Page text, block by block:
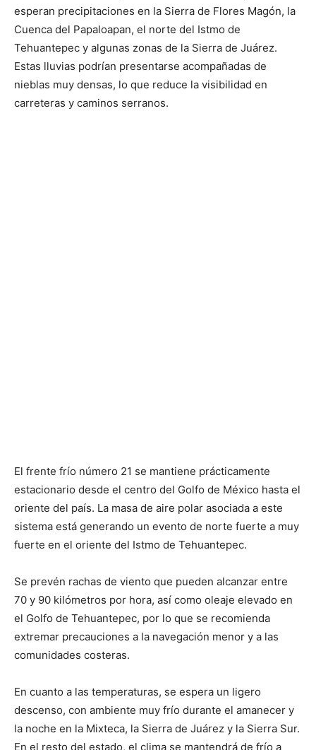
esperan precipitaciones en la Sierra de Flores Magón, la
Cuenca del Papaloapan, el norte del Istmo de
Tehuantepec y algunas zonas de la Sierra de Juárez.
Estas lluvias podrían presentarse acompañadas de
nieblas muy densas, lo que reduce la visibilidad en
carreteras y caminos serranos.
El frente frío número 21 se mantiene prácticamente
estacionario desde el centro del Golfo de México hasta el
oriente del país. La masa de aire polar asociada a este
sistema está generando un evento de norte fuerte a muy
fuerte en el oriente del Istmo de Tehuantepec.
Se prevén rachas de viento que pueden alcanzar entre
70 y 90 kilómetros por hora, así como oleaje elevado en
el Golfo de Tehuantepec, por lo que se recomienda
extremar precauciones a la navegación menor y a las
comunidades costeras.
En cuanto a las temperaturas, se espera un ligero
descenso, con ambiente muy frío durante el amanecer y
la noche en la Mixteca, la Sierra de Juárez y la Sierra Sur.
En el resto del estado, el clima se mantendrá de frío a